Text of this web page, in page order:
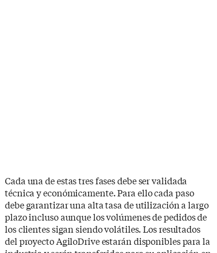
Cada una de estas tres fases debe ser validada
técnica y económicamente. Para ello cada paso
debe garantizar una alta tasa de utilización a largo
plazo incluso aunque los volúmenes de pedidos de
los clientes sigan siendo volátiles. Los resultados
del proyecto AgiloDrive estarán disponibles para la